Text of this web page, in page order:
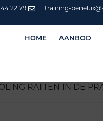
44 22 79 training-
HOME AANBOD
RATTEN IN DE